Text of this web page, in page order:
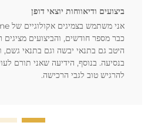
ביצועים ודיאווחות יוצאי דופן
כבר מספר חודשים, והביצועים
היטב גם בתנאי יבשה וגם בתנאי גשם,
בנסיעה. בנוסף, הידיעה שאני תורם
להרגיש טוב לגבי הרכישה.